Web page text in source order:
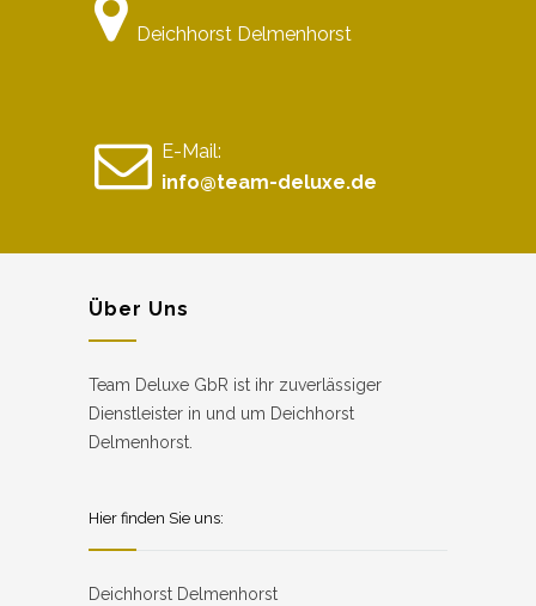
Deichhorst Delmenhorst
E-Mail:
info@team-deluxe.de
Über Uns
Team Deluxe GbR ist ihr zuverlässiger
Dienstleister in und um Deichhorst
Delmenhorst.
Hier finden Sie uns:
Deichhorst Delmenhorst